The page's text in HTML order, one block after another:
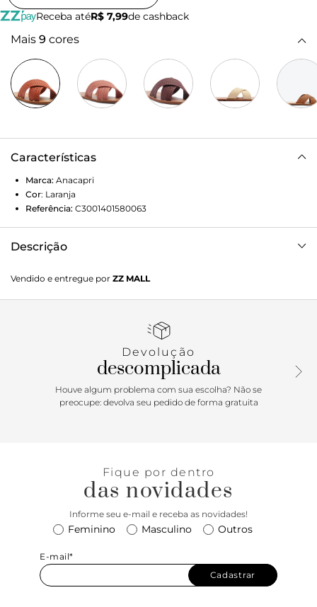
Receba atéR$ 7,99de cashback
Mais 9 cores
Características
Marca: Anacapri
Cor: Laranja
Referência: C3001401580063
Descrição
cruzadas na gáspea com acabamento trançado. Palmilha
marrom com o nome da marca, deixa dedos e calcanhar á
artesanal que é super good vibes e a gente adora! A
estilo, o efeito trançado, que é cool na medida certa sem
abrir mão da versatilidade que deixa o nosso dia a dia mais
descomplicado. Vai bem com looks despojados e levinhos
ou até como a peça mais rústica de uma produção mais
Vendido e entregue por ZZ MALL
Devolução
descomplicada
Houve algum problema com sua escolha? Não se
preocupe: devolva seu pedido de forma gratuita
Fique por dentro
das novidades
Informe seu e-mail e receba as novidades!
Feminino Masculino Outros
E-mail*
Cadastrar